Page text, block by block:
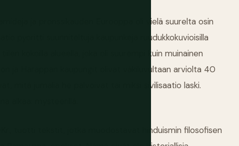
ja pronssikauden Eurooppa oli vielä suurelta osin
pyöritti suunniteltuja kaupunkeja ruudukkokuvioisilla
kokoilla alueella, joka oli suurempi kuin muinainen
ja Harappan kaupungit olivat väkiluvultaan arviolta 40
mitä jumalia he palvoivat tai miksi sivilisaatio laski.
alkaa: mysteerillä.
tuotti tekstit, jotka muodostavat hinduismin filosofisen